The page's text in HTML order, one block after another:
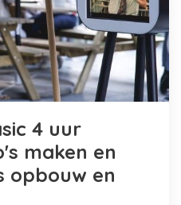
4 uur
maken en
opbouw en